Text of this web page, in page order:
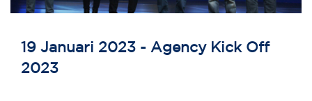
19 Januari 2023 - Agency Kick Off
2023